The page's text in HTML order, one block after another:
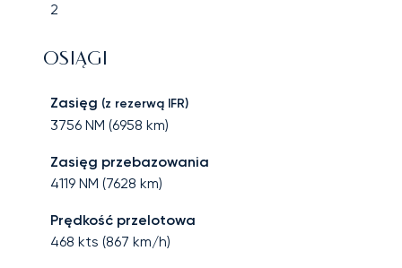
2
OSIĄGI
Zasięg (z rezerwą IFR)
3756 NM (6958 km)
Zasięg przebazowania
4119 NM (7628 km)
Prędkość przelotowa
468 kts (867 km/h)